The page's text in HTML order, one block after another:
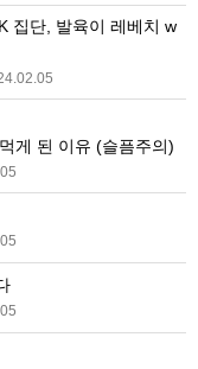
게 된 이유 (슬픔주의)